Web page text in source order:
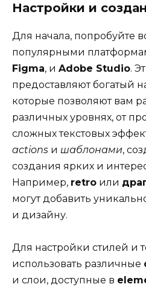
Настройки и
Для начала, попробуйте
популярными
Figma, и Adobe Studio.
предоставляют богатый
которые позволяют вам
различных уровнях, от
сложных текстовых
actions и шаблонами,
создания ярких и
Например, retro или
могут добавить
и дизайну.
Для настройки стилей и
использовать различные
и слои, доступные в